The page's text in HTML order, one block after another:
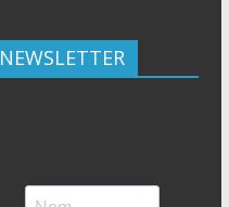
NEWSLETTER